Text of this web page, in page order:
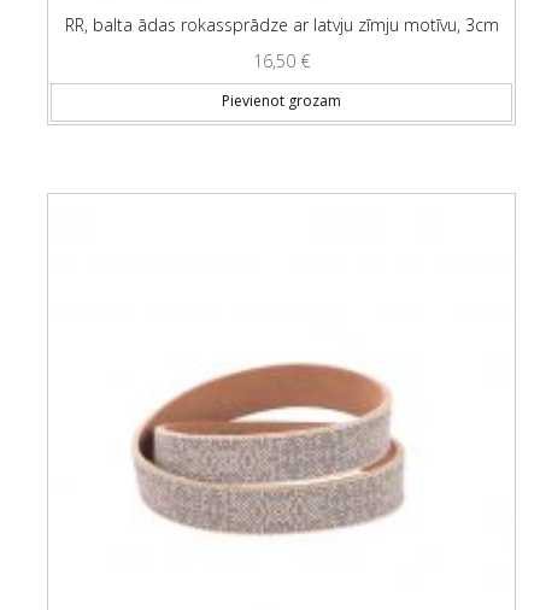
RR, balta ādas rokassprādze ar latvju zīmju motīvu, 3cm
16,50 €
Pievienot grozam